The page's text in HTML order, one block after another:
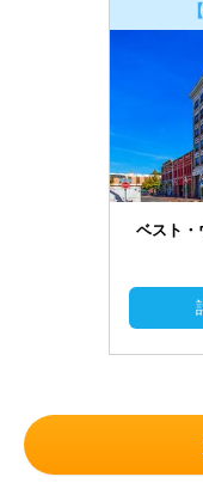
ベスト・